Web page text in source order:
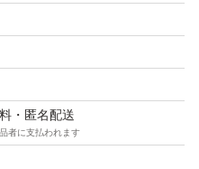
・匿名配送
者に支払われます